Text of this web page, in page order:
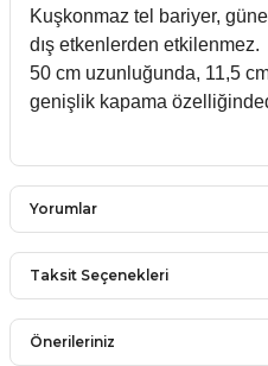
Kuşkonmaz tel bariyer,
dış etkenlerden etkilenmez.
50 cm uzunluğunda, 11,5
genişlik kapama
Yorumlar
Taksit Seçenekleri
Önerileriniz